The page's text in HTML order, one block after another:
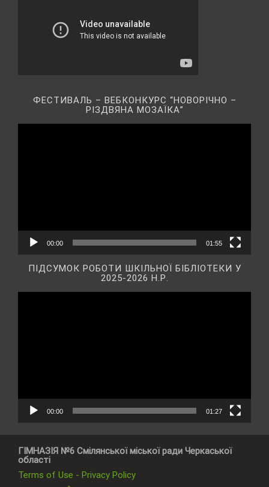
ФЕСТИВАЛЬ – ВЕБКОНКУРС “НОВОРІЧНО –
РІЗДВЯНА МОЗАЇКА”
00:00 01:55
ПІДСУМОК РОБОТИ ШКІЛЬНОЇ БІБЛІОТЕКИ У
2025-2026 Н.Р.
00:00 01:27
ГІМНАЗІЯ №6 Смілянської міської ради Черкаської
області
Terms of Use - Privacy Policy